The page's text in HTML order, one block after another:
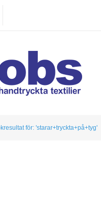
för: 'starar+tryckta+på+tyg'